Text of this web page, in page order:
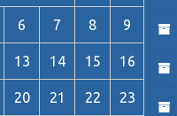
6 7 8 9
13 14 15 16
20 21 22 23